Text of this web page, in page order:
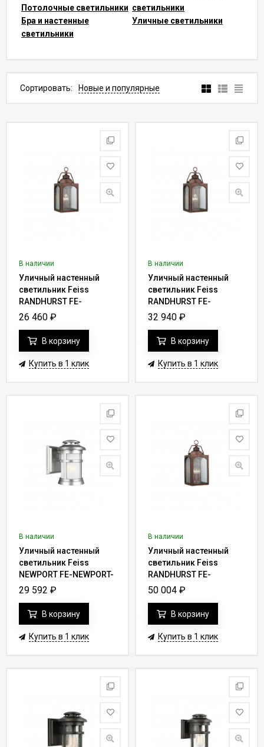
Потолочные светильники
Бра и настенные
светильники
светильники
Уличные светильники
Сортировать: Новые и популярные
В наличии
Уличный настенный
светильник Feiss
RANDHURST FE-
RANDHURST-S-CO
26 460 ₽
В корзину
Купить в 1 клик
В наличии
Уличный настенный
светильник Feiss
RANDHURST FE-
RANDHURST-M-CO
32 940 ₽
В корзину
Купить в 1 клик
В наличии
Уличный настенный
светильник Feiss
NEWPORT FE-NEWPORT-
S-PBS
29 592 ₽
В корзину
Купить в 1 клик
В наличии
Уличный настенный
светильник Feiss
RANDHURST FE-
RANDHURST-L-CO
50 004 ₽
В корзину
Купить в 1 клик